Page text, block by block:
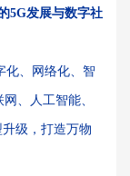
5G发展与数字社
化、网络化、智
、人工智能、
级，打造万物